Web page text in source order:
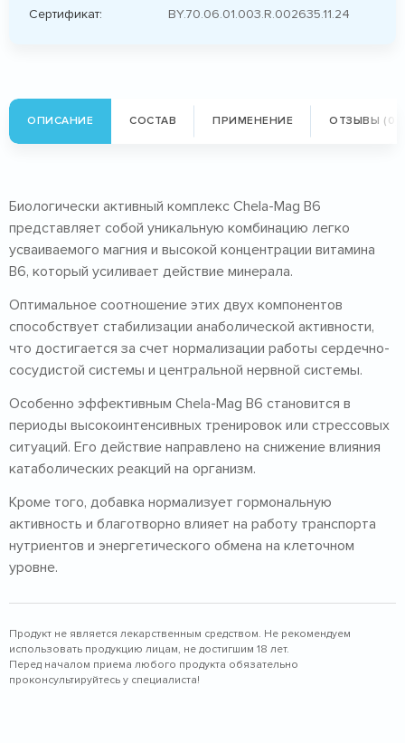
Сертификат: BY.70.06.01.003.R.002635.11.24
ОПИСАНИЕ СОСТАВ ПРИМЕНЕНИЕ ОТЗЫВЫ (0)
Биологически активный комплекс Chela-Mag B6
представляет собой уникальную комбинацию легко
усваиваемого магния и высокой концентрации витамина
В6, который усиливает действие минерала.
Оптимальное соотношение этих двух компонентов
способствует стабилизации анаболической активности,
что достигается за счет нормализации работы сердечно-
сосудистой системы и центральной нервной системы.
Особенно эффективным Chela-Mag B6 становится в
периоды высокоинтенсивных тренировок или стрессовых
ситуаций. Его действие направлено на снижение влияния
катаболических реакций на организм.
Кроме того, добавка нормализует гормональную
активность и благотворно влияет на работу транспорта
нутриентов и энергетического обмена на клеточном
уровне.
Продукт не является лекарственным средством. Не рекомендуем
использовать продукцию лицам, не достигшим 18 лет.
Перед началом приема любого продукта обязательно
проконсультируйтесь у специалиста!